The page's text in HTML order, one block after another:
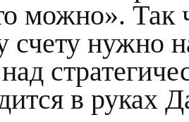
можно». Так
нужно
в руках